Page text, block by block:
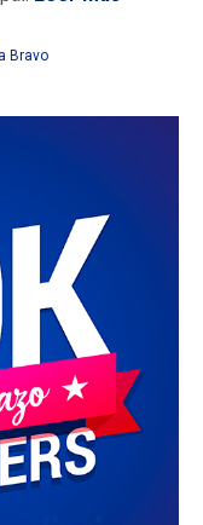
Bravo